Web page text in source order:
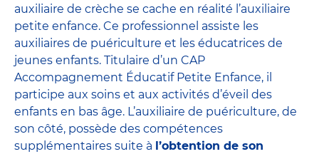
auxiliaire de crèche se cache en réalité l’auxiliaire
petite enfance. Ce professionnel assiste les
auxiliaires de puériculture et les éducatrices de
jeunes enfants. Titulaire d’un CAP
Accompagnement Éducatif Petite Enfance, il
participe aux soins et aux activités d’éveil des
enfants en bas âge. L’auxiliaire de puériculture, de
son côté, possède des compétences
supplémentaires suite à l’obtention de son